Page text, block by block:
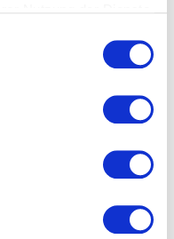
weiterhin nutzen.